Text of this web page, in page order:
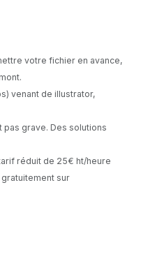
votre fichier en avance,
venant de illustrator,
pas grave. Des solutions
réduit de 25€ ht/heure
sur